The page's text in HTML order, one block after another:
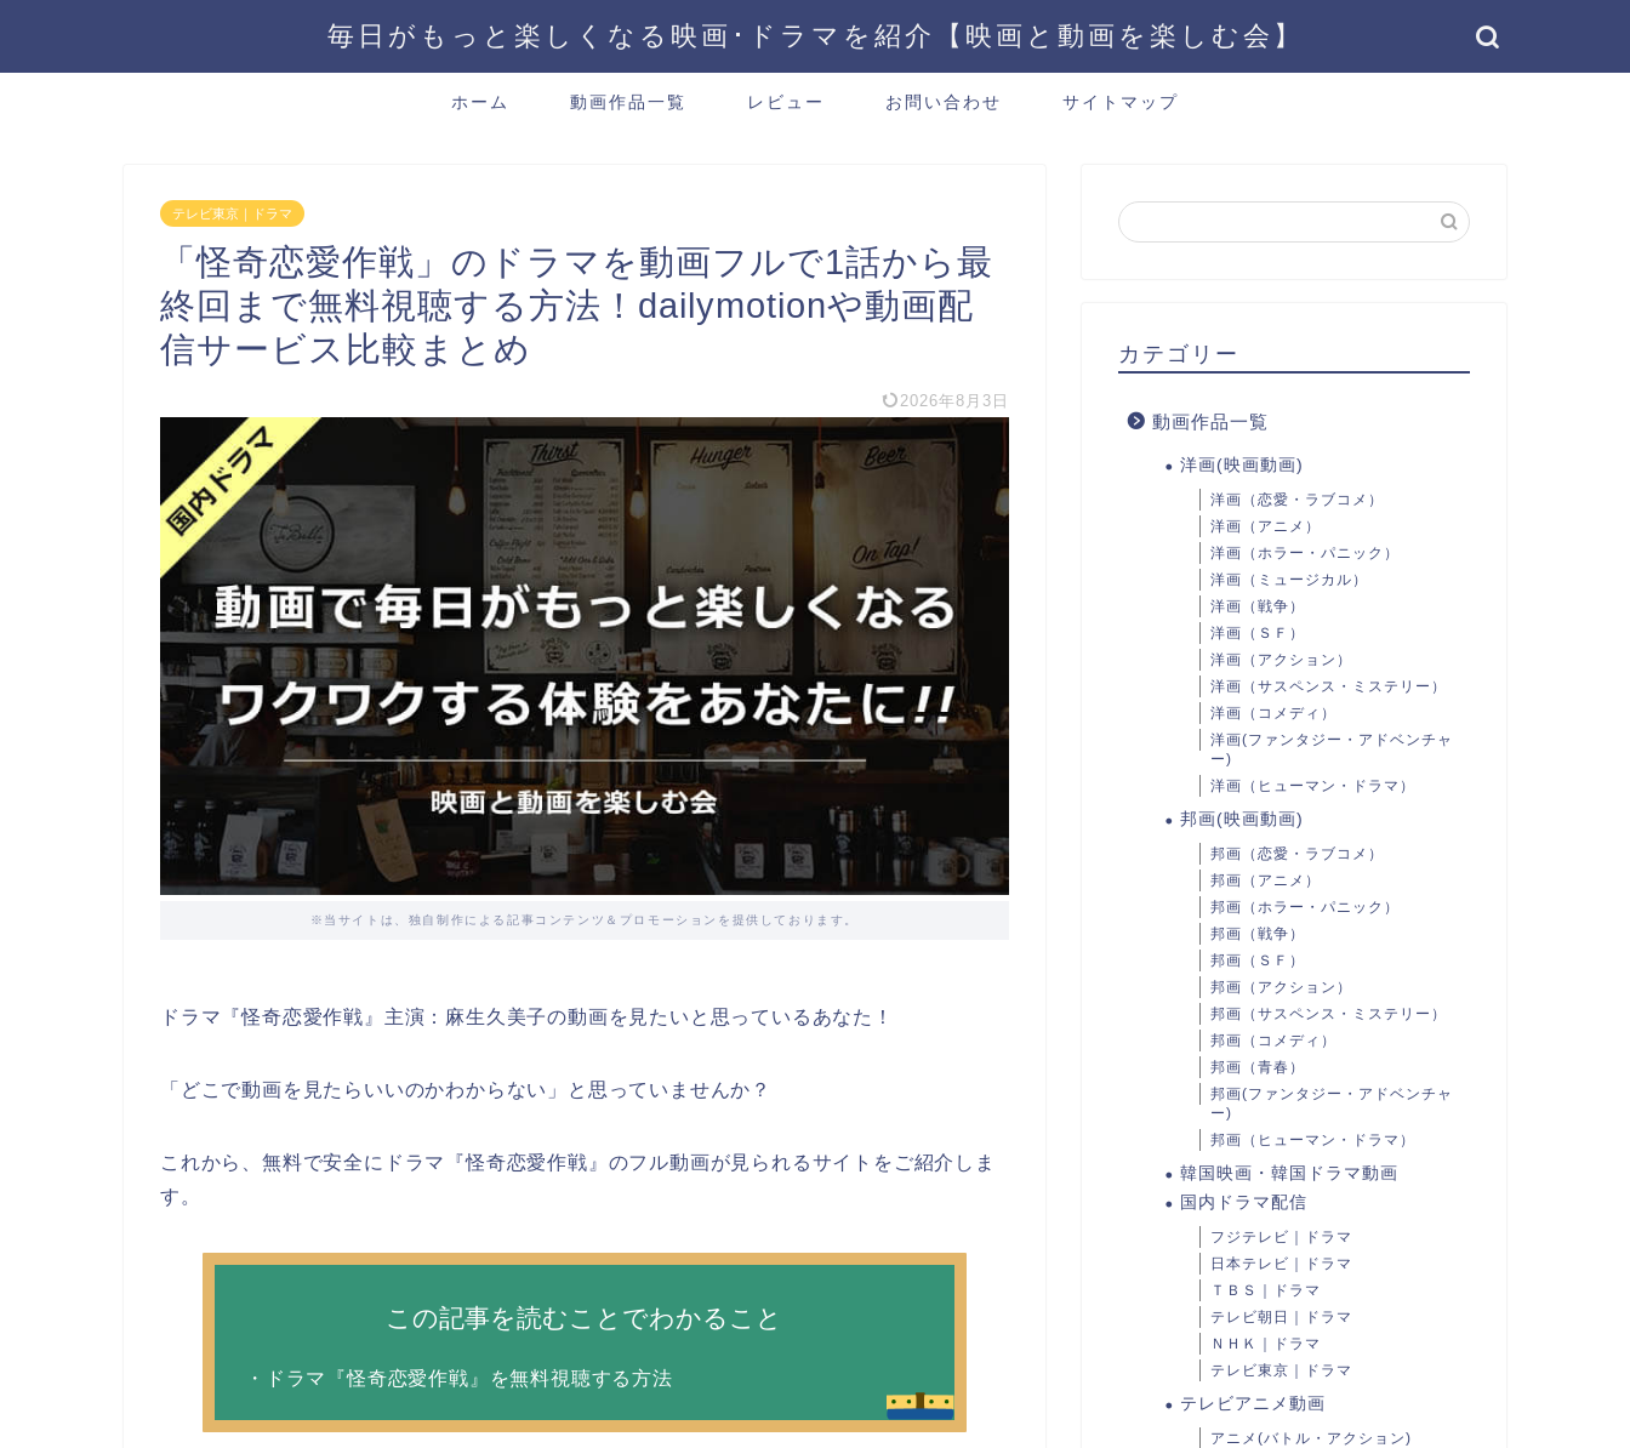
毎日がもっと楽しくなる映画･ドラマを紹介【映画と動画を楽しむ会】
ホーム 動画作品一覧 レビュー お問い合わせ サイトマップ
テレビ東京｜ドラマ
「怪奇恋愛作戦」のドラマを動画フルで1話から最
終回まで無料視聴する方法！dailymotionや動画配
信サービス比較まとめ
2026年8月3日
※当サイトは、独自制作による記事コンテンツ＆プロモーションを提供しております。
ドラマ『怪奇恋愛作戦』主演：麻生久美子の動画を見たいと思っているあなた！
「どこで動画を見たらいいのかわからない」と思っていませんか？
これから、無料で安全にドラマ『怪奇恋愛作戦』のフル動画が見られるサイトをご紹介しま
す。
この記事を読むことでわかること
・ドラマ『怪奇恋愛作戦』を無料視聴する方法
カテゴリー
動画作品一覧
洋画(映画動画)
洋画（恋愛・ラブコメ）
洋画（アニメ）
洋画（ホラー・パニック）
洋画（ミュージカル）
洋画（戦争）
洋画（ＳＦ）
洋画（アクション）
洋画（サスペンス・ミステリー）
洋画（コメディ）
洋画(ファンタジー・アドベンチャ
ー)
洋画（ヒューマン・ドラマ）
邦画(映画動画)
邦画（恋愛・ラブコメ）
邦画（アニメ）
邦画（ホラー・パニック）
邦画（戦争）
邦画（ＳＦ）
邦画（アクション）
邦画（サスペンス・ミステリー）
邦画（コメディ）
邦画（青春）
邦画(ファンタジー・アドベンチャ
ー)
邦画（ヒューマン・ドラマ）
韓国映画・韓国ドラマ動画
国内ドラマ配信
フジテレビ｜ドラマ
日本テレビ｜ドラマ
ＴＢＳ｜ドラマ
テレビ朝日｜ドラマ
ＮＨＫ｜ドラマ
テレビ東京｜ドラマ
テレビアニメ動画
アニメ(バトル・アクション)